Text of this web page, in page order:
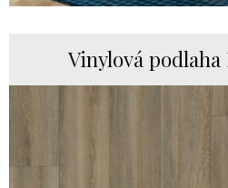
Vinylová podlaha